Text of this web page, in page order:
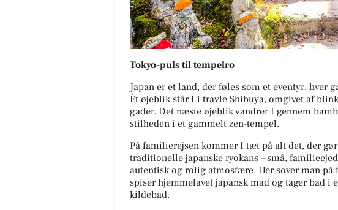
Tokyo-puls til tempelro
Japan er et land, der føles som et eventyr, hver
Ét øjeblik står I i travle Shibuya, omgivet af
gader. Det næste øjeblik vandrer I gennem
stilheden i et gammelt zen-tempel.
På familierejsen kommer I tæt på alt det, der
traditionelle japanske ryokans – små,
autentisk og rolig atmosfære. Her sover man på
spiser hjemmelavet japansk mad og tager bad i
kildebad.